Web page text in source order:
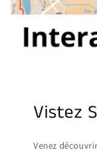
Vistez
Venez